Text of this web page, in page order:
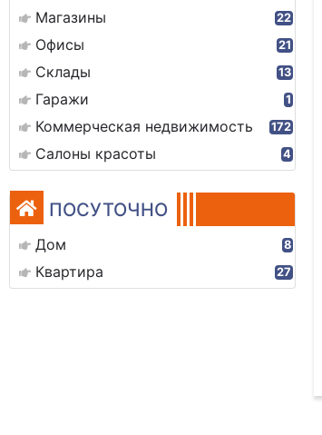
Магазины 22
Офисы 21
Склады 13
Гаражи 1
Коммерческая недвижимость 172
Салоны красоты 4
ПОСУТОЧНО
Дом 8
Квартира 27